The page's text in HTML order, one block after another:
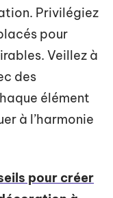
Privilégiez
pour
Veillez à
des
élément
à l’harmonie
pour créer